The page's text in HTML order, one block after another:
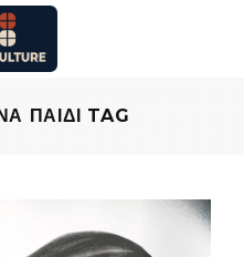
ΠΑΙΔΙ TAG